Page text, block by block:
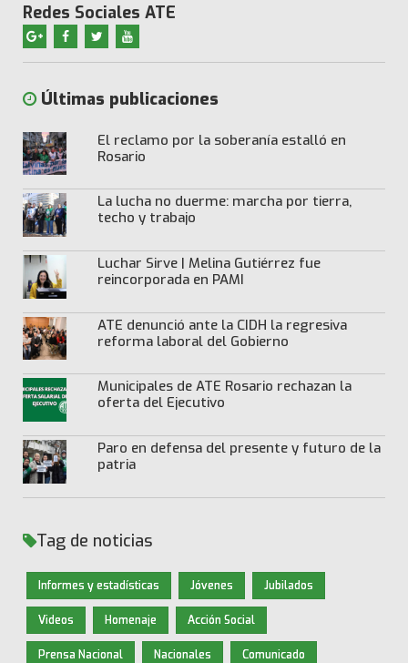
Redes Sociales ATE
Últimas publicaciones
El reclamo por la soberanía estalló en
Rosario
La lucha no duerme: marcha por tierra,
techo y trabajo
Luchar Sirve | Melina Gutiérrez fue
reincorporada en PAMI
ATE denunció ante la CIDH la regresiva
reforma laboral del Gobierno
Municipales de ATE Rosario rechazan la
oferta del Ejecutivo
Paro en defensa del presente y futuro de la
patria
Tag de noticias
Informes y estadísticas Jóvenes Jubilados
Videos Homenaje Acción Social
Prensa Nacional Nacionales Comunicado